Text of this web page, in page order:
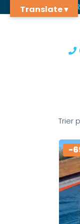
🚨
Trier
-
Translate ▾